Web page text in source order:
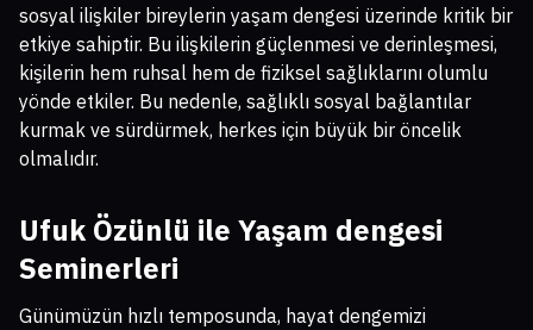
sosyal ilişkiler bireylerin yaşam dengesi üzerinde kritik bir
etkiye sahiptir. Bu ilişkilerin güçlenmesi ve derinleşmesi,
kişilerin hem ruhsal hem de fiziksel sağlıklarını olumlu
yönde etkiler. Bu nedenle, sağlıklı sosyal bağlantılar
kurmak ve sürdürmek, herkes için büyük bir öncelik
olmalıdır.
Ufuk Özünlü ile Yaşam dengesi
Seminerleri
Günümüzün hızlı temposunda, hayat dengemizi